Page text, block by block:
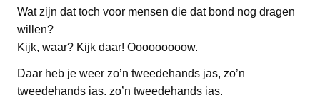
Wat zijn dat toch voor mensen die dat bond nog dragen
willen?
Kijk, waar? Kijk daar! Ooooooooow.
Daar heb je weer zo’n tweedehands jas, zo’n
tweedehands jas, zo’n tweedehands jas.